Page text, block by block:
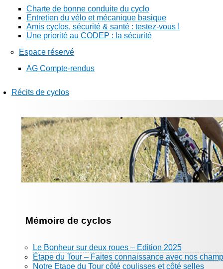
Charte de bonne conduite du cyclo
Entretien du vélo et mécanique basique
Amis cyclos, sécurité & santé : testez-vous !
Une priorité au CODEP : la sécurité
Espace réservé
AG Compte-rendus
Récits de cyclos
Mémoire de cyclos
Le Bonheur sur deux roues – Edition 2025
Étape du Tour – Faites connaissance avec nos
Notre Etape du Tour côté coulisses et côté selles